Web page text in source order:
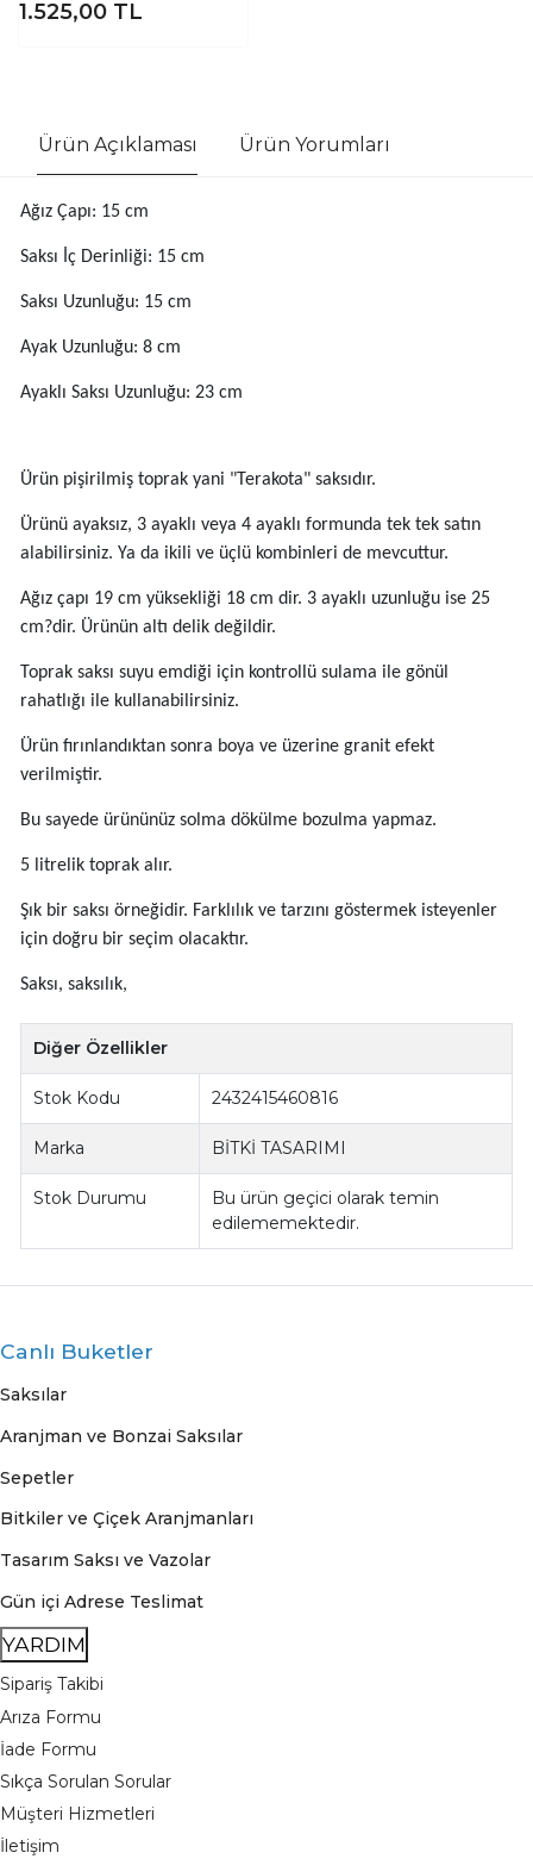
1.525,00 TL
Ürün Açıklaması Ürün Yorumları
Ağız Çapı: 15 cm
Saksı İç Derinliği: 15 cm
Saksı Uzunluğu: 15 cm
Ayak Uzunluğu: 8 cm
Ayaklı Saksı Uzunluğu: 23 cm
Ürün pişirilmiş toprak yani "Terakota" saksıdır.
Ürünü ayaksız, 3 ayaklı veya 4 ayaklı formunda tek tek satın
alabilirsiniz. Ya da ikili ve üçlü kombinleri de mevcuttur.
Ağız çapı 19 cm yüksekliği 18 cm dir. 3 ayaklı uzunluğu ise 25
cm?dir. Ürünün altı delik değildir.
Toprak saksı suyu emdiği için kontrollü sulama ile gönül
rahatlığı ile kullanabilirsiniz.
Ürün fırınlandıktan sonra boya ve üzerine granit efekt
verilmiştir.
Bu sayede ürününüz solma dökülme bozulma yapmaz.
5 litrelik toprak alır.
Şık bir saksı örneğidir. Farklılık ve tarzını göstermek isteyenler
için doğru bir seçim olacaktır.
Saksı, saksılık,
Diğer Özellikler
Stok Kodu 2432415460816
Marka BİTKİ TASARIMI
Stok Durumu
Bu ürün geçici olarak temin
edilememektedir.
Canlı Buketler
Saksılar
Aranjman ve Bonzai Saksılar
Sepetler
Bitkiler ve Çiçek Aranjmanları
Tasarım Saksı ve Vazolar
Gün içi Adrese Teslimat
YARDIM
Sipariş Takibi
Arıza Formu
İade Formu
Sıkça Sorulan Sorular
Müşteri Hizmetleri
İletişim